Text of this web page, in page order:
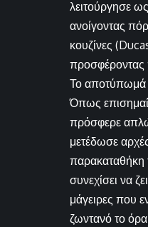
λειτούργησε
ανοίγοντας
κουζίνες
προσφέροντας
Το αποτύπωμά
Όπως
πρόσφερε
μετέδωσε
συνεχίσει να
μάγειρες που
ζωντανό το